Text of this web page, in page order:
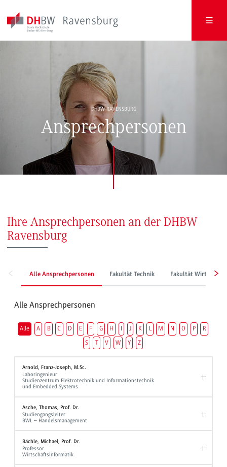
DHBW RAVENSBURG
Ansprechpersonen
Ihre Ansprechpersonen an der DHBW
Ravensburg
Alle Ansprechpersonen Fakultät Technik Fakultät Wirtschaft
Alle Ansprechpersonen
Alle A B C D E F G H I J K L M N O P
R
S
T V W Y Z
Arnold, Franz-Joseph, M.Sc.
Laboringenieur
Studienzentrum Elektrotechnik und Informationstechnik
und Embedded Systems
Asche, Thomas, Prof. Dr.
Studiengangsleiter
BWL – Handelsmanagement
Bächle, Michael, Prof. Dr.
Professor
Wirtschaftsinformatik